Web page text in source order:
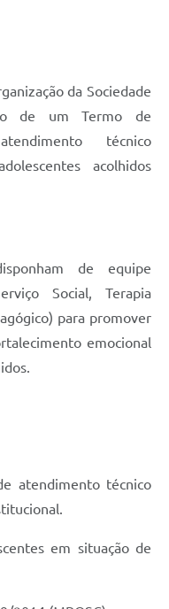
Ativa do
da Sociedade
de um Termo de
técnico
acolhidos
de equipe
Social, Terapia
para promover
emocional
atendimento técnico
em situação de